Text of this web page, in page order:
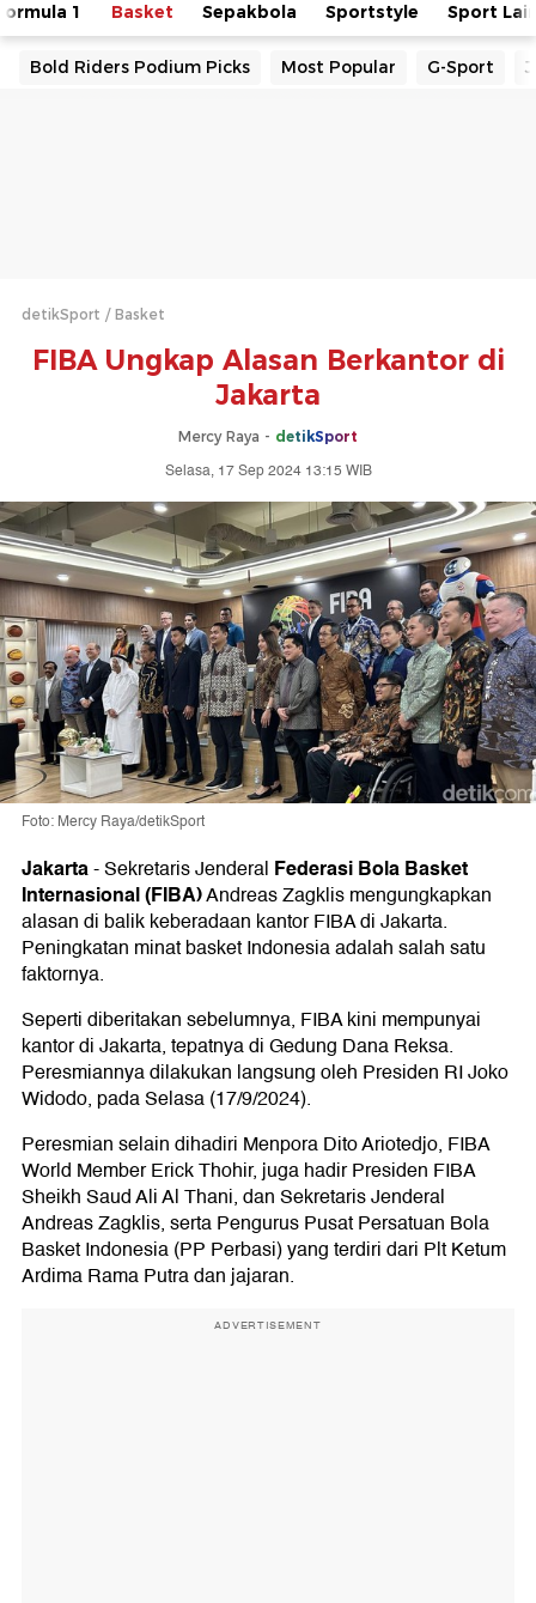
1 Basket Sepakbola Sportstyle Sport
Bold Riders Podium Picks Most Popular G-Sport
detikSport Basket
FIBA Ungkap Alasan Berkantor di
Jakarta
Mercy Raya - detikSport
Selasa, 17 Sep 2024 13:15 WIB
Foto: Mercy Raya/detikSport
Jakarta-Sekretaris Jenderal Federasi Bola Basket
Internasional (FIBA)Andreas Zagklis mengungkapkan
alasan di balik keberadaan kantor FIBA di Jakarta.
Peningkatan minat basket Indonesia adalah salah satu
faktornya.
Seperti diberitakan sebelumnya, FIBA kini mempunyai
kantor di Jakarta, tepatnya di Gedung Dana Reksa.
Peresmiannya dilakukan langsung oleh Presiden RI Joko
Widodo, pada Selasa (17/9/2024).
Peresmian selain dihadiri Menpora Dito Ariotedjo, FIBA
World Member Erick Thohir, juga hadir Presiden FIBA
Sheikh Saud Ali Al Thani, dan Sekretaris Jenderal
Andreas Zagklis, serta Pengurus Pusat Persatuan Bola
Basket Indonesia (PP Perbasi) yang terdiri dari Plt Ketum
Ardima Rama Putra dan jajaran.
ADVERTISEMENT